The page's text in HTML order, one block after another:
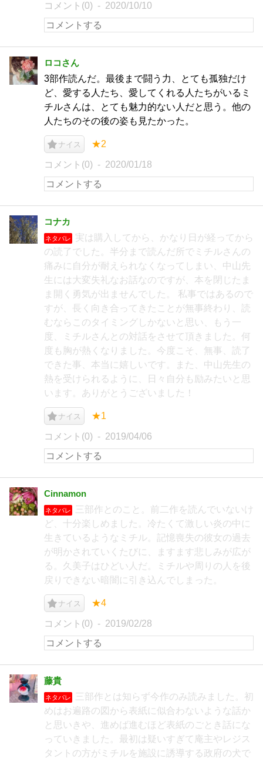
コメント(0) 2020/10/10
ロコさん
3部作読んだ。最後まで闘う力、とても孤独だけ
ど、愛する人たち、愛してくれる人たちがいるミ
チルさんは、とても魅力的ない人だと思う。他の
人たちのその後の姿も見たかった。
ナイス ★2
コメント(0) 2020/01/18
コナカ
ネタバレ
実は購入してから、かなり日が経ってから
の読了でした。半分まで読んだ所でミチルさんの
痛みに自分が耐えられなくなってしまい、中山先
生には大変失礼なお話なのですが、本を閉じたま
ま開く勇気が出ませんでした。 私事ではあるので
すが、長く向き合ってきたことが無事終わり、読
むならこのタイミングしかないと思い、もう一
度、ミチルさんとの対話をさせて頂きました。何
度も胸が熱くなりました。今度こそ、無事、読了
できた事、本当に嬉しいです。また、中山先生の
熱を受けられるように、日々自分も励みたいと思
います。ありがとうございました！
ナイス ★1
コメント(0) 2019/04/06
Cinnamon
ネタバレ
三部作とのこと。前二作を読んでいないけ
ど、十分楽しめました。冷たくて激しい炎の中に
生きているようなミチル。記憶喪失の彼女の過去
が明かされていくたびに、ますます悲しみが広が
る。久美子はひどい人だ。ミチルや周りの人を後
戻りできない暗闇に引き込んでしまった。
ナイス ★4
コメント(0) 2019/02/28
藤貴
ネタバレ
三部作とは知らず今作のみ読みました。初
めはお遍路の図から表紙に似合わないような話か
と思いきや、進めば進むほど表紙のごとき話にな
っていきました。最初は疑いすぎて庵主やレジス
タントの方がミチルを施設に誘導する政府の犬で